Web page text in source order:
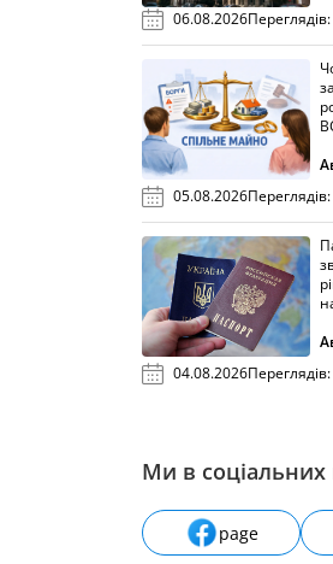
06.08.2026Переглядів:
05.08.2026Переглядів:
04.08.2026Переглядів:
Ми в
page